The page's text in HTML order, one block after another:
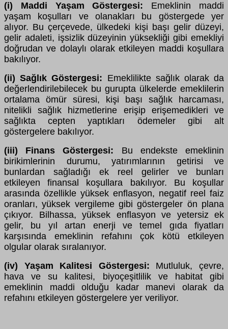
(i) Maddi Yaşam Göstergesi: Emeklinin maddi
yaşam koşulları ve olanakları bu göstergede yer
alıyor. Bu çerçevede, ülkedeki kişi başı gelir düzeyi,
gelir adaleti, işsizlik düzeyinin yüksekliği gibi emekliyi
doğrudan ve dolaylı olarak etkileyen maddi koşullara
bakılıyor.
(ii) Sağlık Göstergesi: Emeklilikte sağlık olarak da
değerlendirilebilecek bu gurupta ülkelerde emeklilerin
ortalama ömür süresi, kişi başı sağlık harcaması,
nitelikli sağlık hizmetlerine erişip erişemedikleri ve
sağlıkta cepten yaptıkları ödemeler gibi alt
göstergelere bakılıyor.
(iii) Finans Göstergesi: Bu endekste emeklinin
birikimlerinin durumu, yatırımlarının getirisi ve
bunlardan sağladığı ek reel gelirler ve bunları
etkileyen finansal koşullara bakılıyor. Bu koşullar
arasında özellikle yüksek enflasyon, negatif reel faiz
oranları, yüksek vergileme gibi göstergeler ön plana
çıkıyor. Bilhassa, yüksek enflasyon ve yetersiz ek
gelir, bu yıl artan enerji ve temel gıda fiyatları
karşısında emeklinin refahını çok kötü etkileyen
olgular olarak sıralanıyor.
(iv) Yaşam Kalitesi Göstergesi: Mutluluk, çevre,
hava ve su kalitesi, biyoçeşitlilik ve habitat gibi
emeklinin maddi olduğu kadar manevi olarak da
refahını etkileyen göstergelere yer veriliyor.